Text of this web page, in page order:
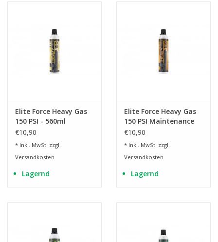
Elite Force Heavy Gas
150 PSI - 560ml
€10,90
* Inkl. MwSt. zzgl.
Versandkosten
Lagernd
Elite Force Heavy Gas
150 PSI Maintenance
mit Silikonöl - 560ml
€10,90
* Inkl. MwSt. zzgl.
Versandkosten
Lagernd